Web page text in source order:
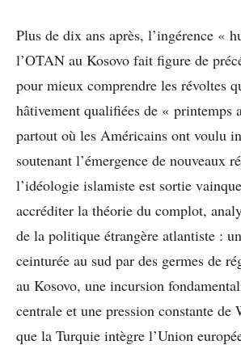
Plus de dix ans après, l’ingérence «
l’OTAN au Kosovo fait figure de
pour mieux comprendre les révoltes
hâtivement qualifiées de « printemps
partout où les Américains ont voulu
soutenant l’émergence de nouveaux
l’idéologie islamiste est sortie
accréditer la théorie du complot,
de la politique étrangère atlantiste :
ceinturée au sud par des germes de
au Kosovo, une incursion
centrale et une pression constante de
que la Turquie intègre l’Union